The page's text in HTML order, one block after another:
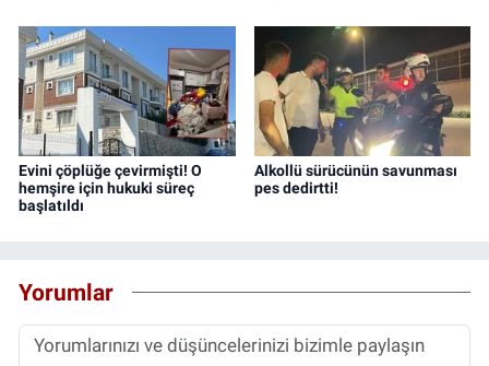
Evini çöplüğe çevirmişti! O
hemşire için hukuki süreç
başlatıldı
Alkollü sürücünün savunması
pes dedirtti!
Yorumlar